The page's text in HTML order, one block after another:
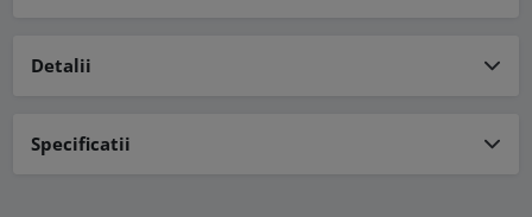
Detalii
Specificatii